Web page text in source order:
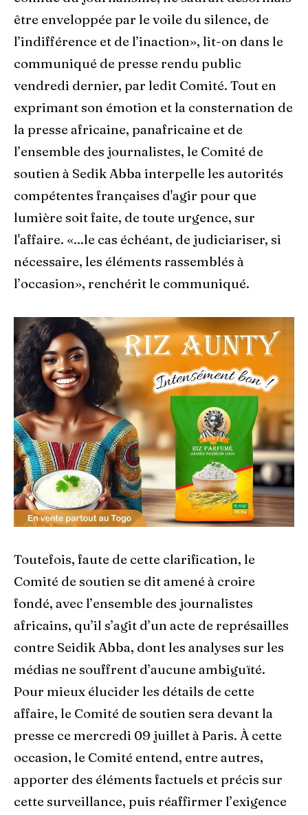
être enveloppée par le voile du silence, de
l’indifférence et de l’inaction», lit-on dans le
communiqué de presse rendu public
vendredi dernier, par ledit Comité. Tout en
exprimant son émotion et la consternation de
la presse africaine, panafricaine et de
l’ensemble des journalistes, le Comité de
soutien à Sedik Abba interpelle les autorités
compétentes françaises d'agir pour que
lumière soit faite, de toute urgence, sur
l'affaire. «...le cas échéant, de judiciariser, si
nécessaire, les éléments rassemblés à
l’occasion», renchérit le communiqué.
Toutefois, faute de cette clarification, le
Comité de soutien se dit amené à croire
fondé, avec l’ensemble des journalistes
africains, qu’il s’agit d’un acte de représailles
contre Seidik Abba, dont les analyses sur les
médias ne souffrent d’aucune ambiguïté.
Pour mieux élucider les détails de cette
affaire, le Comité de soutien sera devant la
presse ce mercredi 09 juillet à Paris. À cette
occasion, le Comité entend, entre autres,
apporter des éléments factuels et précis sur
cette surveillance, puis réaffirmer l’exigence